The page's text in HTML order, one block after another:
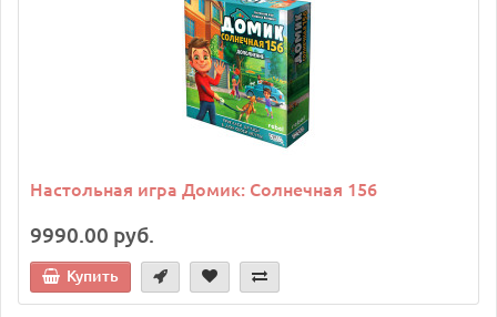
Настольная игра Домик: Солнечная 156
9990.00 руб.
Купить